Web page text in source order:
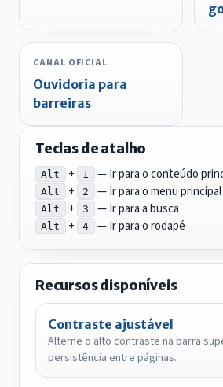
CANAL OFICIAL
Ouvidoria para
barreiras
Teclas de atalho
Alt + 1 — Ir para o conteúdo
Alt + 2 — Ir para o menu principal
Alt + 3 — Ir para a busca
Alt + 4 — Ir para o rodapé
Recursos disponíveis
Contraste ajustável
Alterne o alto contraste na barra
persistência entre páginas.